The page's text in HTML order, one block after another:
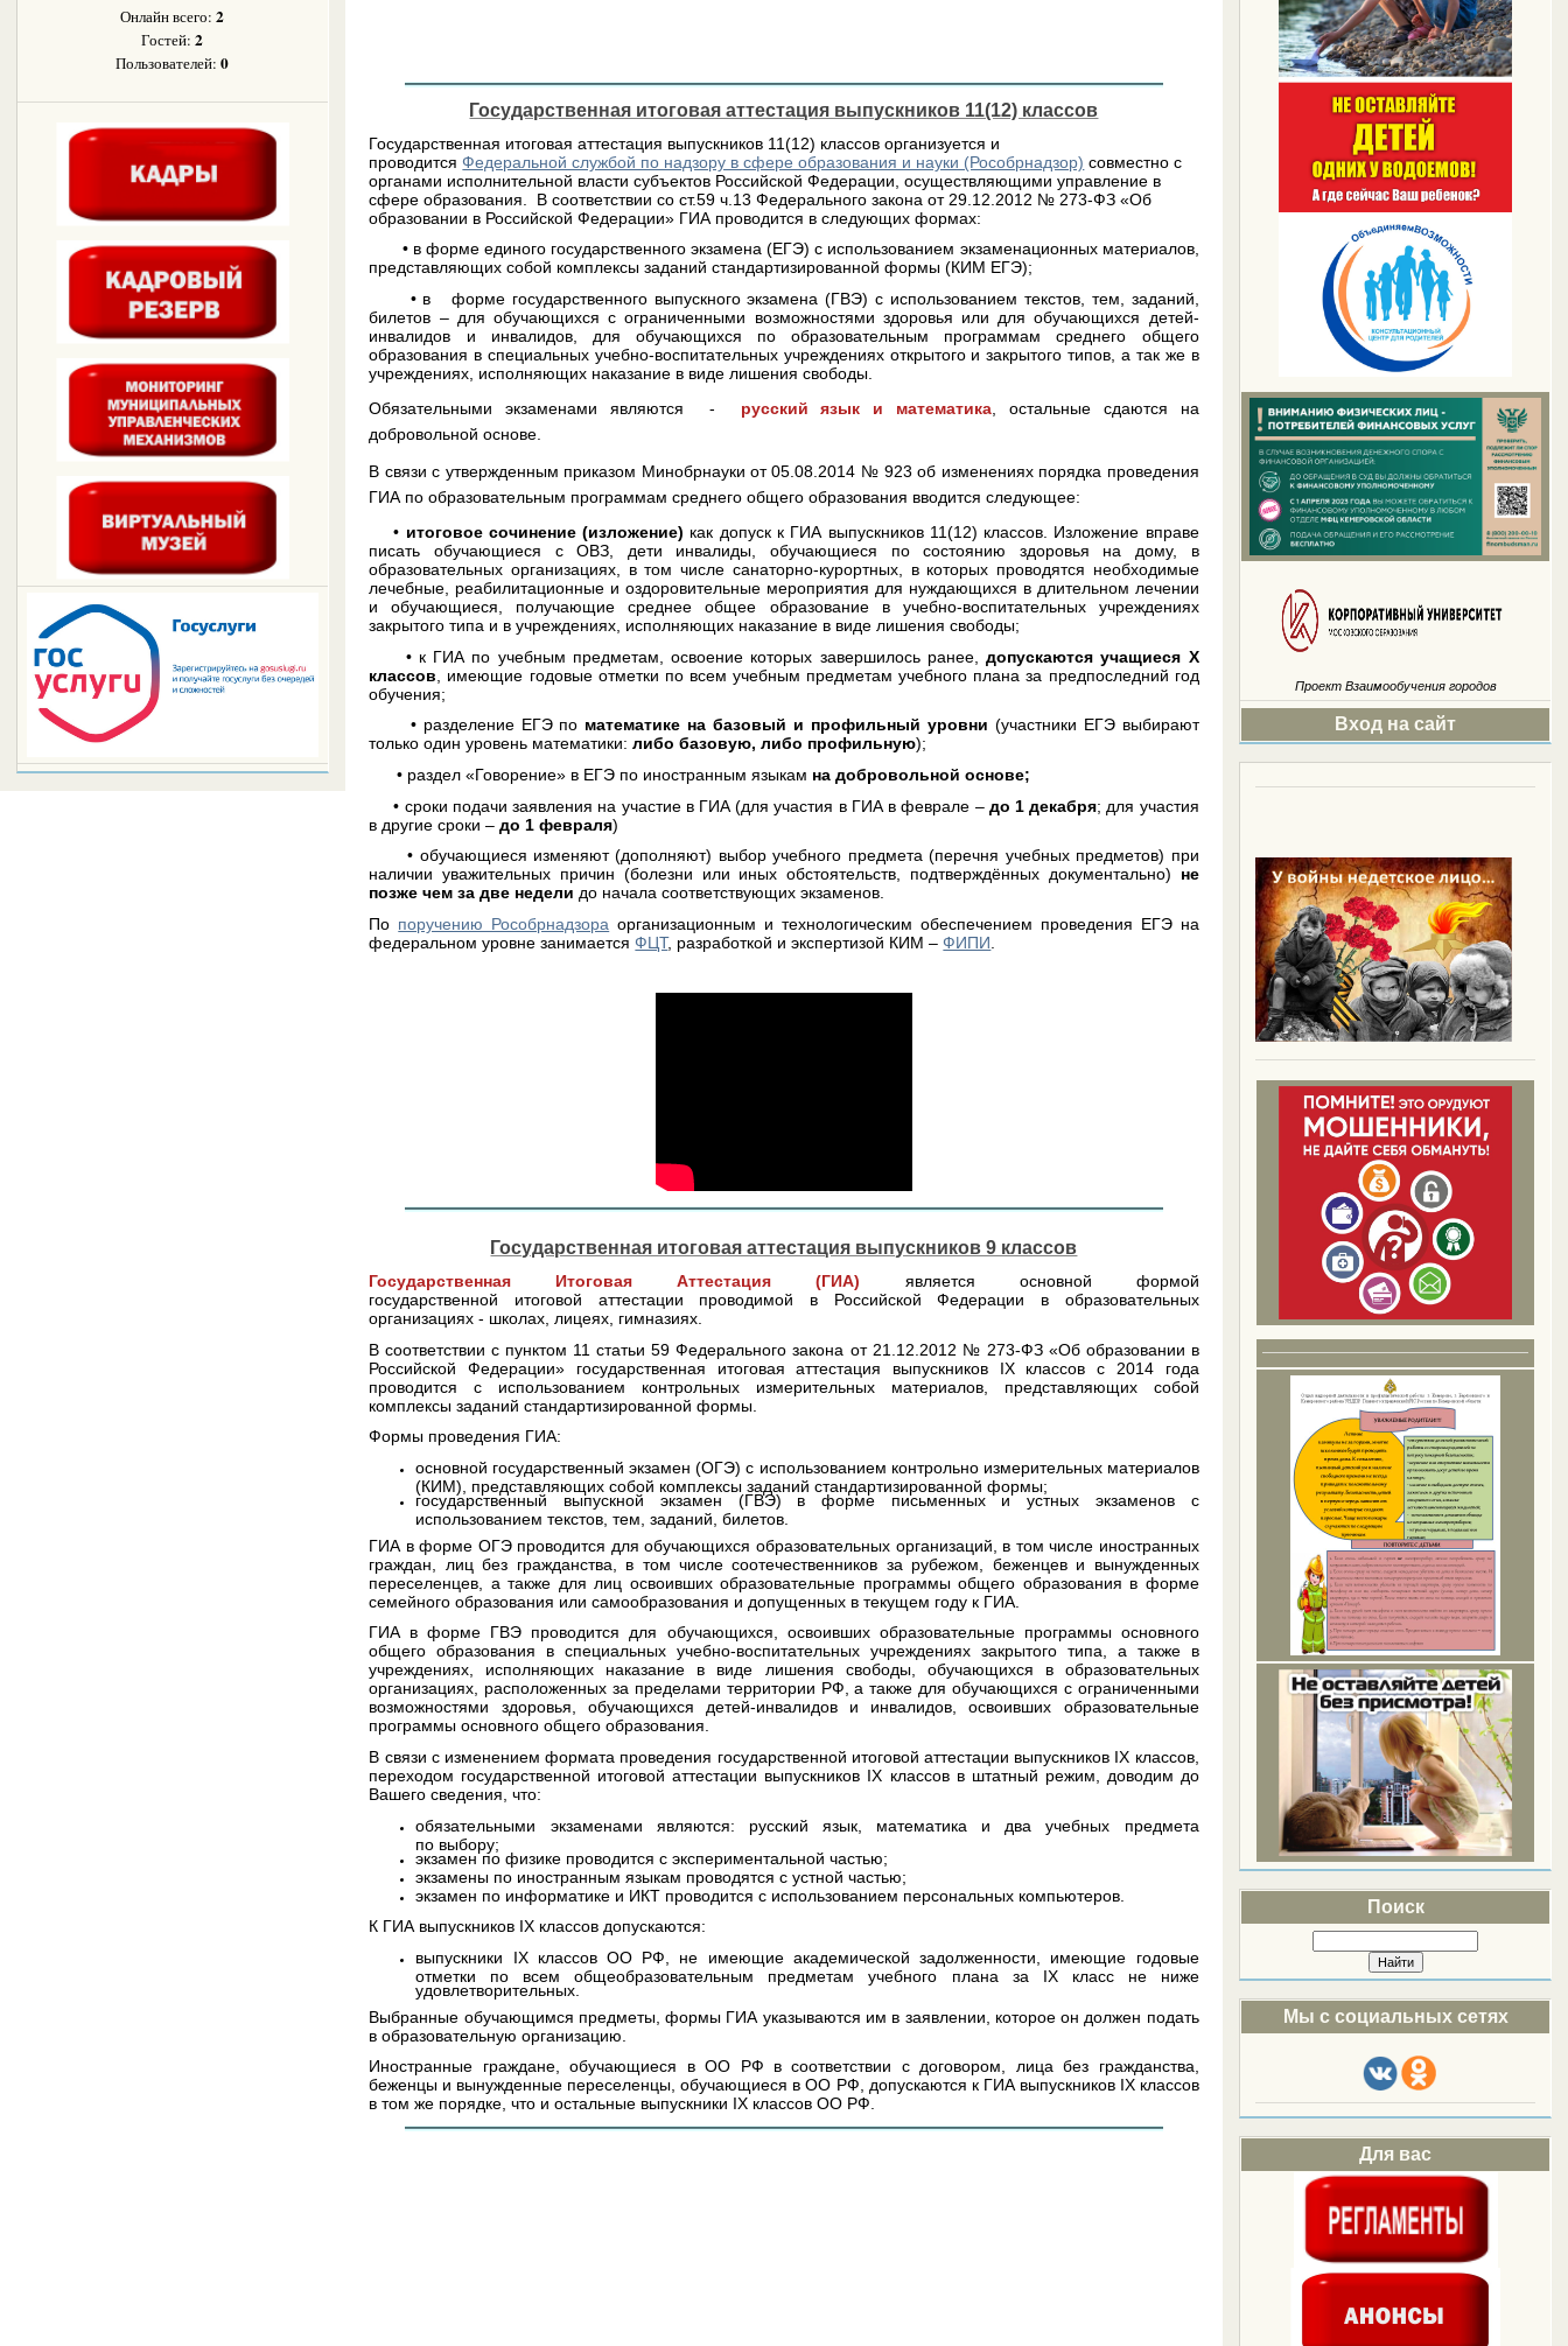
Онлайн всего:2
Гостей:2
Пользователей:0
Проект Взаимообучения городов
Вход на сайт
Поиск
Мы с социальных сетях
Для вас
Государственная итоговая аттестация выпускников 11(12) классов
Государственная итоговая аттестация выпускников 11(12) классов организуется и
проводитсяФедеральной службой по надзору в сфере образования и науки (Рособрнадзор) совместно с
органами исполнительной власти субъектов Российской Федерации, осуществляющими управление в
сфере образования. В соответствии со ст.59 ч.13 Федерального закона от 29.12.2012 № 273-ФЗ «Об
образовании в Российской Федерации» ГИА проводится в следующих формах:
• в форме единого государственного экзамена (ЕГЭ) с использованием экзаменационных материалов,
представляющих собой комплексы заданий стандартизированной формы (КИМ ЕГЭ);
• в форме государственного выпускного экзамена (ГВЭ) с использованием текстов, тем, заданий,
билетов – для обучающихся с ограниченными возможностями здоровья или для обучающихся детей-
инвалидов и инвалидов, для обучающихся по образовательным программам среднего общего
образования в специальных учебно-воспитательных учреждениях открытого и закрытого типов, а так же в
учреждениях, исполняющих наказание в виде лишения свободы.
Обязательными экзаменами являются - русский язык и математика , остальные сдаются на
добровольной основе.
В связи с утвержденным приказом Минобрнауки от 05.08.2014 № 923 об изменениях порядка проведения
ГИА по образовательным программам среднего общего образования вводится следующее:
• итоговое сочинение (изложение) как допуск к ГИА выпускников 11(12) классов. Изложение вправе
писать обучающиеся с ОВЗ, дети инвалиды, обучающиеся по состоянию здоровья на дому, в
образовательных организациях, в том числе санаторно-курортных, в которых проводятся необходимые
лечебные, реабилитационные и оздоровительные мероприятия для нуждающихся в длительном лечении
и обучающиеся, получающие среднее общее образование в учебно-воспитательных учреждениях
закрытого типа и в учреждениях, исполняющих наказание в виде лишения свободы;
• к ГИА по учебным предметам, освоение которых завершилось ранее,допускаются учащиеся Х
классов , имеющие годовые отметки по всем учебным предметам учебного плана за предпоследний год
обучения;
• разделение ЕГЭ по математике на базовый и профильный уровни (участники ЕГЭ выбирают
только один уровень математики:либо базовую, либо профильную);
• раздел «Говорение» в ЕГЭ по иностранным языкам на добровольной основе;
• сроки подачи заявления на участие в ГИА (для участия в ГИА в феврале – до 1 декабря; для участия
в другие сроки –до 1 февраля)
• обучающиеся изменяют (дополняют) выбор учебного предмета (перечня учебных предметов) при
наличии уважительных причин (болезни или иных обстоятельств, подтверждённых документально) не
позже чем за две недели до начала соответствующих экзаменов.
По поручению Рособрнадзора организационным и технологическим обеспечением проведения ЕГЭ на
федеральном уровне занимаетсяФЦТ, разработкой и экспертизой КИМ –ФИПИ
Государственная итоговая аттестация выпускников 9 классов
Государственная Итоговая Аттестация (ГИА)
является основной формой
государственной итоговой аттестации проводимой в Российской Федерации в образовательных
организациях - школах, лицеях, гимназиях.
В соответствии с пунктом 11 статьи 59 Федерального закона от 21.12.2012 № 273-ФЗ «Об образовании в
Российской Федерации» государственная итоговая аттестация выпускников IX классов с 2014 года
проводится с использованием контрольных измерительных материалов, представляющих собой
комплексы заданий стандартизированной формы.
Формы проведения ГИА:
основной государственный экзамен (ОГЭ) с использованием контрольно измерительных материалов
(КИМ), представляющих собой комплексы заданий стандартизированной формы;
государственный выпускной экзамен (ГВЭ) в форме письменных и устных экзаменов с
использованием текстов, тем, заданий, билетов.
ГИА в форме ОГЭ проводится для обучающихся образовательных организаций, в том числе иностранных
граждан, лиц без гражданства, в том числе соотечественников за рубежом, беженцев и вынужденных
переселенцев, а также для лиц освоивших образовательные программы общего образования в форме
семейного образования или самообразования и допущенных в текущем году к ГИА.
ГИА в форме ГВЭ проводится для обучающихся, освоивших образовательные программы основного
общего образования в специальных учебно-воспитательных учреждениях закрытого типа, а также в
учреждениях, исполняющих наказание в виде лишения свободы, обучающихся в образовательных
организациях, расположенных за пределами территории РФ, а также для обучающихся с ограниченными
возможностями здоровья, обучающихся детей-инвалидов и инвалидов, освоивших образовательные
программы основного общего образования.
В связи с изменением формата проведения государственной итоговой аттестации выпускников IX классов,
переходом государственной итоговой аттестации выпускников IX классов в штатный режим, доводим до
Вашего сведения, что:
обязательными экзаменами являются: русский язык, математика и два учебных предмета
по выбору;
экзамен по физике проводится с экспериментальной частью;
экзамены по иностранным языкам проводятся с устной частью;
экзамен по информатике и ИКТ проводится с использованием персональных компьютеров.
К ГИА выпускников IX классов допускаются:
выпускники IX классов ОО РФ, не имеющие академической задолженности, имеющие годовые
отметки по всем общеобразовательным предметам учебного плана за IX класс не ниже
удовлетворительных.
Выбранные обучающимся предметы, формы ГИА указываются им в заявлении, которое он должен подать
в образовательную организацию.
Иностранные граждане, обучающиеся в ОО РФ в соответствии с договором, лица без гражданства,
беженцы и вынужденные переселенцы, обучающиеся в ОО РФ, допускаются к ГИА выпускников IX классов
в том же порядке, что и остальные выпускники IX классов ОО РФ.